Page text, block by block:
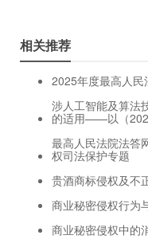
相关推荐
2025年度最高人
涉人工智能及算法
的适用——以（
最高人民法院法
权司法保护专题
贵酒商标侵权及不
商业秘密侵权行为
商业秘密侵权中的